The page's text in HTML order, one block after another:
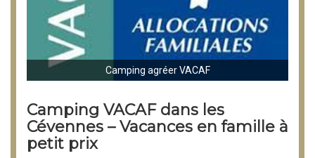
Camping agréer VACAF
Camping VACAF dans les
Cévennes – Vacances en famille à
petit prix